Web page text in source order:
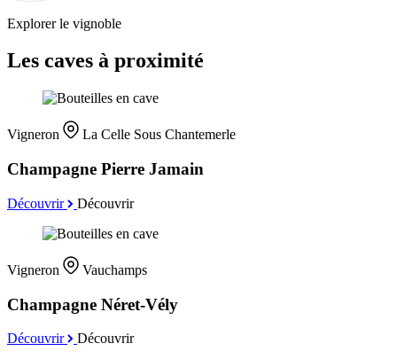
Explorer le vignoble
Les caves à proximité
Vigneron La Celle Sous Chantemerle
Champagne Pierre Jamain
Découvrir Découvrir
Vigneron Vauchamps
Champagne Néret-Vély
Découvrir Découvrir